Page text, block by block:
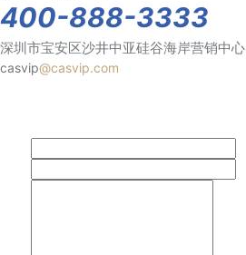
400-888-3333
深圳市宝安区沙井中亚硅谷海岸营销中心
casvip@casvip.com